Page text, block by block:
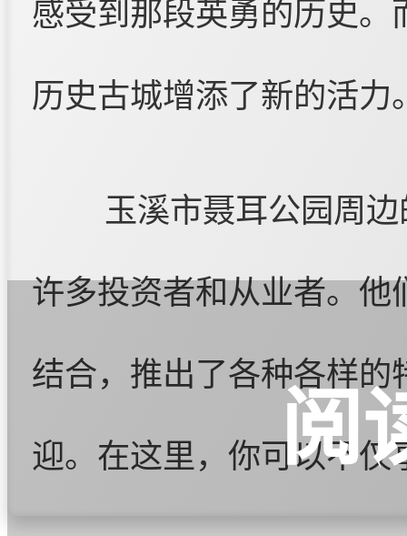
感受到那段英勇的历史
历史古城增添了新的活力
玉溪市聂耳公园周
许多投资者和从业者。
结合，推出了各种各样
迎。在这里，你可以不
阅